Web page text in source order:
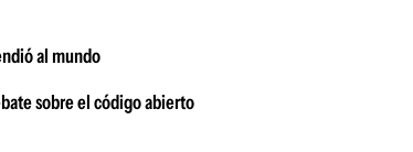
al mundo
sobre el código abierto